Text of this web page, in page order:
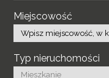
Miejscowość
Typ nieruchomości